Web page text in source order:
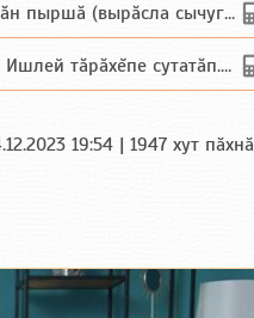
пыршă (вырăсла сычуг) ...
тăрăхĕпе сутатăп. Ха...
19:54 | 1947 хут пӑхнӑ